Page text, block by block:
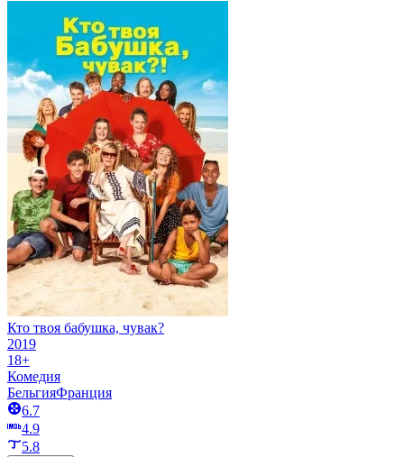
Кто твоя бабушка, чувак?
2019
18+
Комедия
БельгияФранция
6.7
4.9
5.8